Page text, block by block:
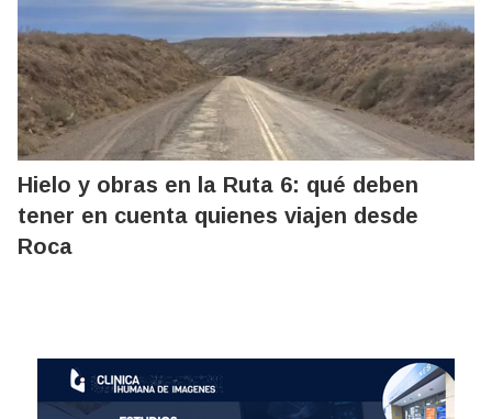
Hielo y obras en la Ruta 6: qué deben
tener en cuenta quienes viajen desde
Roca